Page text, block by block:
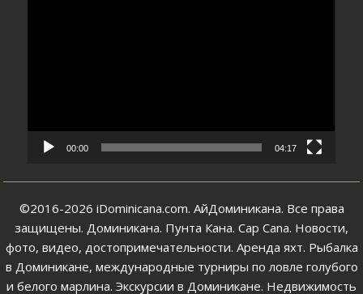
00:00 04:17
©2016-2026 iDominicana.com. АйДоминикана. Все права
защищены. Доминикана. Пунта Кана. Cap Cana. Новости,
фото, видео, достопримечательности. Аренда яхт. Рыбалка
в Доминикане, международные турниры по ловле голубого
и белого марлина. Экскурсии в Доминикане. Недвижимость